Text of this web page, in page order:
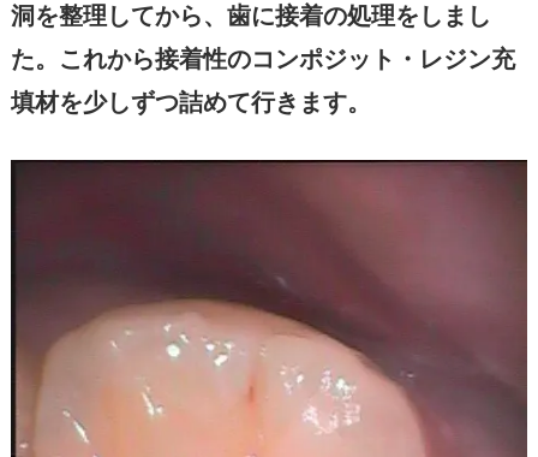
洞を整理してから、歯に接着の処理をしまし
た。これから接着性のコンポジット・レジン充
填材を少しずつ詰めて行きます。